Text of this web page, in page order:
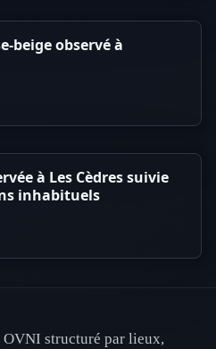
beige observé à
à Les Cèdres suivie
inhabituels
OVNI structuré par lieux,